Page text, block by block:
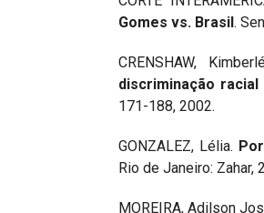
Gomes vs. Brasil.
CRENSHAW,
discriminação
171-188, 2002.
GONZALEZ, Lélia.
Rio de Janeiro: Zahar,
MOREIRA, Adilson